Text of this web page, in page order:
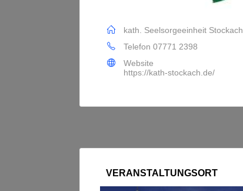
kath. Seelsorgeeinheit Stockach
Telefon 07771 2398
Website
https://kath-stockach.de/
VERANSTALTUNGSORT